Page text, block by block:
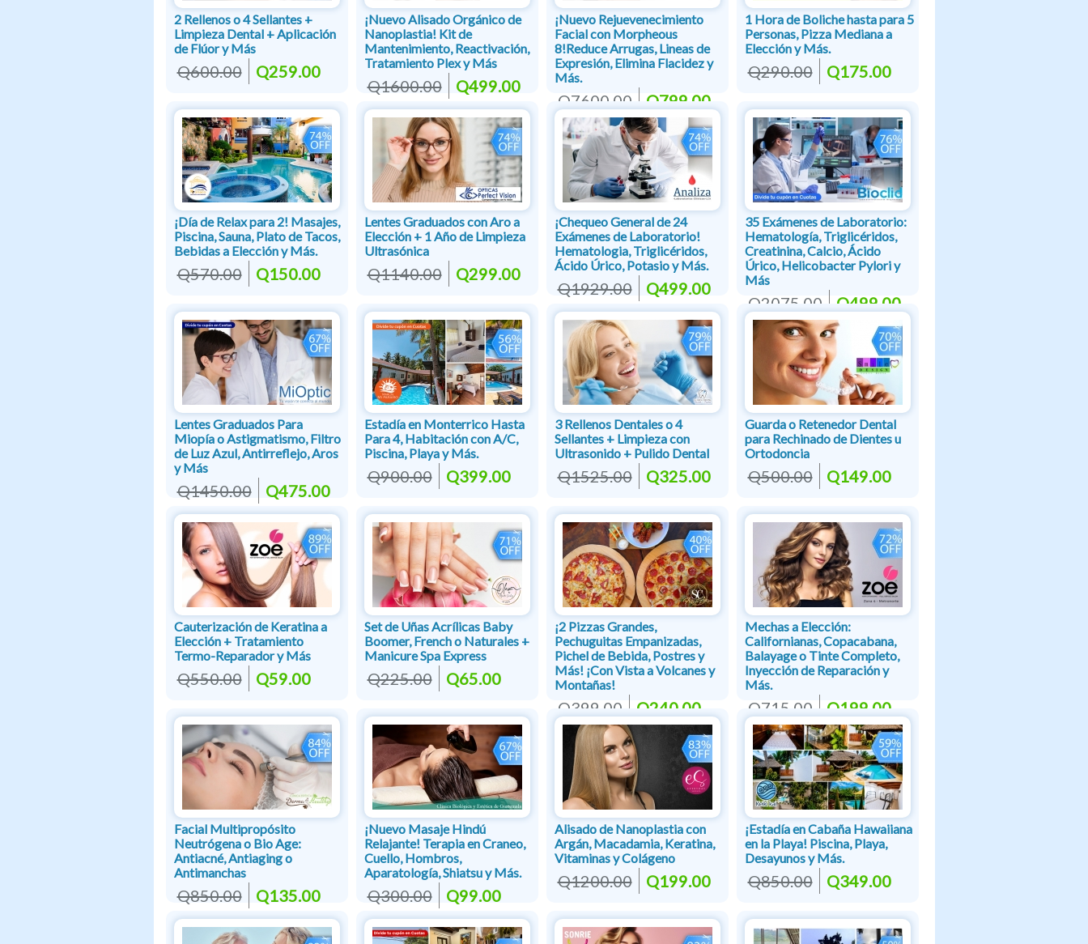
2 Rellenos o 4 Sellantes +
Limpieza Dental + Aplicación
de Flúor y Más
Q600.00 Q259.00
¡Nuevo Alisado Orgánico de
Nanoplastia! Kit de
Mantenimiento, Reactivación,
Tratamiento Plex y Más
Q1600.00 Q499.00
¡Nuevo Rejuevenecimiento
Facial con Morpheous
8!Reduce Arrugas, Lineas de
Expresión, Elimina Flacidez y
Más.
Q7600.00 Q799.00
1 Hora de Boliche hasta para 5
Personas, Pizza Mediana a
Elección y Más.
Q290.00 Q175.00
¡Día de Relax para 2! Masajes,
Piscina, Sauna, Plato de Tacos,
Bebidas a Elección y Más.
Q570.00 Q150.00
Lentes Graduados con Aro a
Elección + 1 Año de Limpieza
Ultrasónica
Q1140.00 Q299.00
¡Chequeo General de 24
Exámenes de Laboratorio!
Hematologia, Triglicéridos,
Ácido Úrico, Potasio y Más.
Q1929.00 Q499.00
35 Exámenes de Laboratorio:
Hematología, Triglicéridos,
Creatinina, Calcio, Ácido
Úrico, Helicobacter Pylori y
Más
Q2075.00 Q499.00
Lentes Graduados Para
Miopía o Astigmatismo, Filtro
de Luz Azul, Antirreflejo, Aros
y Más
Q1450.00 Q475.00
Estadía en Monterrico Hasta
Para 4, Habitación con A/C,
Piscina, Playa y Más.
Q900.00 Q399.00
3 Rellenos Dentales o 4
Sellantes + Limpieza con
Ultrasonido + Pulido Dental
Q1525.00 Q325.00
Guarda o Retenedor Dental
para Rechinado de Dientes u
Ortodoncia
Q500.00 Q149.00
Cauterización de Keratina a
Elección + Tratamiento
Termo-Reparador y Más
Q550.00 Q59.00
Set de Uñas Acrílicas Baby
Boomer, French o Naturales +
Manicure Spa Express
Q225.00 Q65.00
¡2 Pizzas Grandes,
Pechuguitas Empanizadas,
Pichel de Bebida, Postres y
Más! ¡Con Vista a Volcanes y
Montañas!
Q399.00 Q240.00
Mechas a Elección:
Californianas, Copacabana,
Balayage o Tinte Completo,
Inyección de Reparación y
Más.
Q715.00 Q199.00
Facial Multipropósito
Neutrógena o Bio Age:
Antiacné, Antiaging o
Antimanchas
Q850.00 Q135.00
¡Nuevo Masaje Hindú
Relajante! Terapia en Craneo,
Cuello, Hombros,
Aparatología, Shiatsu y Más.
Q300.00 Q99.00
Alisado de Nanoplastia con
Argán, Macadamia, Keratina,
Vitaminas y Colágeno
Q1200.00 Q199.00
¡Estadía en Cabaña Hawaiiana
en la Playa! Piscina, Playa,
Desayunos y Más.
Q850.00 Q349.00